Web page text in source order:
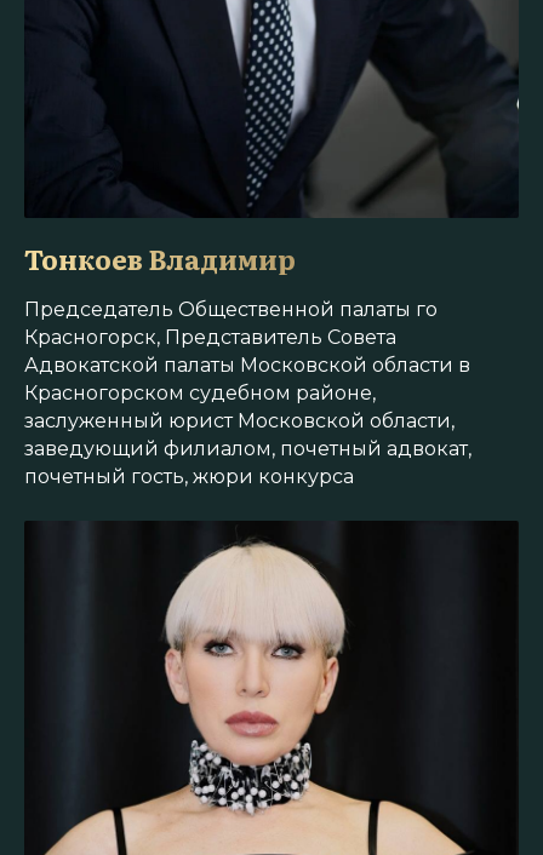
Тонкоев Владимир
Председатель Общественной палаты го
Красногорск, Представитель Совета
Адвокатской палаты Московской области в
Красногорском судебном районе,
заслуженный юрист Московской области,
заведующий филиалом, почетный адвокат,
почетный гость, жюри конкурса